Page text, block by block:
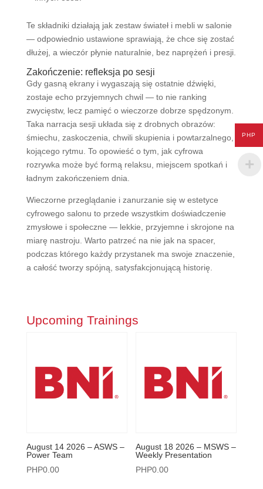
Te składniki działają jak zestaw świateł i mebli w salonie
— odpowiednio ustawione sprawiają, że chce się zostać
dłużej, a wieczór płynie naturalnie, bez naprężeń i presji.
Zakończenie: refleksja po sesji
Gdy gasną ekrany i wygaszają się ostatnie dźwięki,
zostaje echo przyjemnych chwil — to nie ranking
zwycięstw, lecz pamięć o wieczorze dobrze spędzonym.
Taka narracja sesji układa się z drobnych obrazów:
śmiechu, zaskoczenia, chwili skupienia i powtarzalnego,
kojącego rytmu. To opowieść o tym, jak cyfrowa
rozrywka może być formą relaksu, miejscem spotkań i
ładnym zakończeniem dnia.
Wieczorne przeglądanie i zanurzanie się w estetyce
cyfrowego salonu to przede wszystkim doświadczenie
zmysłowe i społeczne — lekkie, przyjemne i skrojone na
miarę nastroju. Warto patrzeć na nie jak na spacer,
podczas którego każdy przystanek ma swoje znaczenie,
a całość tworzy spójną, satysfakcjonującą historię.
Upcoming Trainings
August 14 2026 – ASWS –
Power Team
PHP0.00
August 18 2026 – MSWS –
Weekly Presentation
PHP0.00
PHP